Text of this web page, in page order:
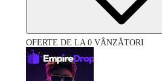
OFERTE DE LA 0 VÂNZĂTORI